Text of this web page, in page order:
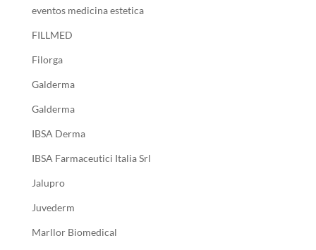
eventos medicina estetica
FILLMED
Filorga
Galderma
Galderma
IBSA Derma
IBSA Farmaceutici Italia Srl
Jalupro
Juvederm
Marllor Biomedical